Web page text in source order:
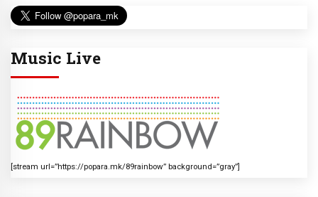
Music Live
[stream url=”https://popara.mk/89rainbow” background=”gray”]